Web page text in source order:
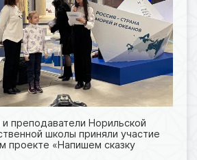
преподаватели Норильской
школы приняли участие
проекте «Напишем сказку